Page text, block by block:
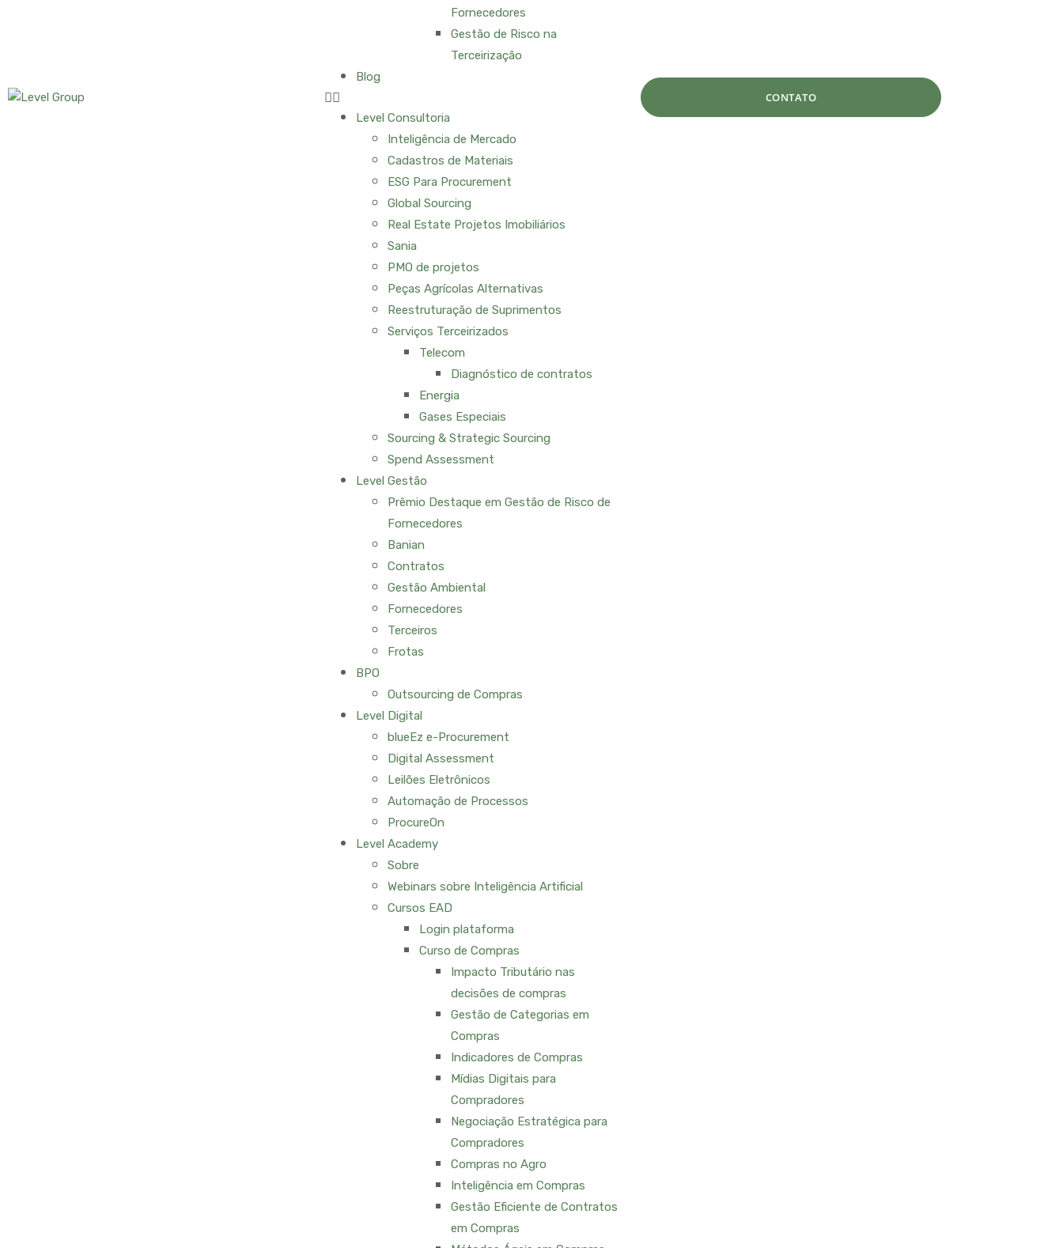
Fornecedores
Gestão de Risco na
Terceirização
Blog
Level Consultoria
Inteligência de Mercado
Cadastros de Materiais
ESG Para Procurement
Global Sourcing
Real Estate Projetos Imobiliários
Sania
PMO de projetos
Peças Agrícolas Alternativas
Reestruturação de Suprimentos
Serviços Terceirizados
Telecom
Diagnóstico de contratos
Energia
Gases Especiais
Sourcing & Strategic Sourcing
Spend Assessment
Level Gestão
Prêmio Destaque em Gestão de Risco de
Fornecedores
Banian
Contratos
Gestão Ambiental
Fornecedores
Terceiros
Frotas
BPO
Outsourcing de Compras
Level Digital
blueEz e-Procurement
Digital Assessment
Leilões Eletrônicos
Automação de Processos
ProcureOn
Level Academy
Sobre
Webinars sobre Inteligência Artificial
Cursos EAD
Login plataforma
Curso de Compras
Impacto Tributário nas
decisões de compras
Gestão de Categorias em
Compras
Indicadores de Compras
Mídias Digitais para
Compradores
Negociação Estratégica para
Compradores
Compras no Agro
Inteligência em Compras
Gestão Eficiente de Contratos
em Compras
CONTATO